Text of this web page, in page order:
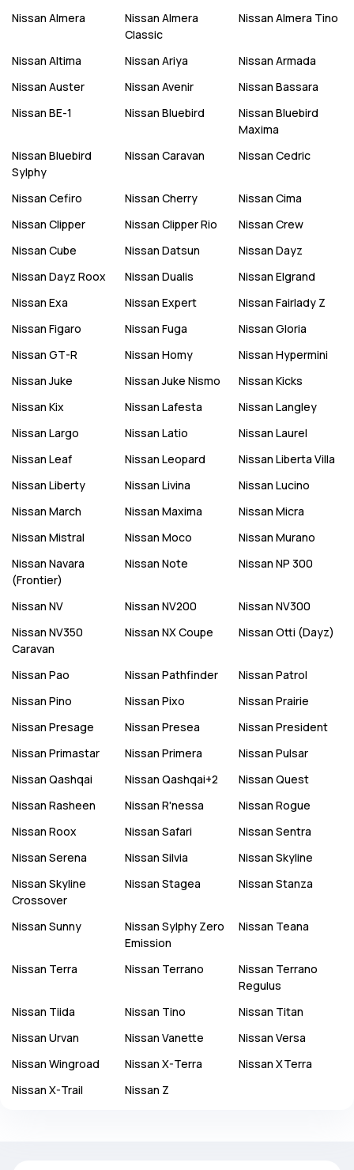
Nissan Almera Nissan Almera
Classic
Nissan Almera Tino
Nissan Altima Nissan Ariya Nissan Armada
Nissan Auster Nissan Avenir Nissan Bassara
Nissan BE-1 Nissan Bluebird Nissan Bluebird
Maxima
Nissan Bluebird
Sylphy
Nissan Caravan Nissan Cedric
Nissan Cefiro Nissan Cherry Nissan Cima
Nissan Clipper Nissan Clipper Rio Nissan Crew
Nissan Cube Nissan Datsun Nissan Dayz
Nissan Dayz Roox Nissan Dualis Nissan Elgrand
Nissan Exa Nissan Expert Nissan Fairlady Z
Nissan Figaro Nissan Fuga Nissan Gloria
Nissan GT-R Nissan Homy Nissan Hypermini
Nissan Juke Nissan Juke Nismo Nissan Kicks
Nissan Kix Nissan Lafesta Nissan Langley
Nissan Largo Nissan Latio Nissan Laurel
Nissan Leaf Nissan Leopard Nissan Liberta Villa
Nissan Liberty Nissan Livina Nissan Lucino
Nissan March Nissan Maxima Nissan Micra
Nissan Mistral Nissan Moco Nissan Murano
Nissan Navara
(Frontier)
Nissan Note Nissan NP 300
Nissan NV Nissan NV200 Nissan NV300
Nissan NV350
Caravan
Nissan NX Coupe Nissan Otti (Dayz)
Nissan Pao Nissan Pathfinder Nissan Patrol
Nissan Pino Nissan Pixo Nissan Prairie
Nissan Presage Nissan Presea Nissan President
Nissan Primastar Nissan Primera Nissan Pulsar
Nissan Qashqai Nissan Qashqai+2 Nissan Quest
Nissan Rasheen Nissan R'nessa Nissan Rogue
Nissan Roox Nissan Safari Nissan Sentra
Nissan Serena Nissan Silvia Nissan Skyline
Nissan Skyline
Crossover
Nissan Stagea Nissan Stanza
Nissan Sunny Nissan Sylphy Zero
Emission
Nissan Teana
Nissan Terra Nissan Terrano Nissan Terrano
Regulus
Nissan Tiida Nissan Tino Nissan Titan
Nissan Urvan Nissan Vanette Nissan Versa
Nissan Wingroad Nissan X-Terra Nissan XTerra
Nissan X-Trail Nissan Z